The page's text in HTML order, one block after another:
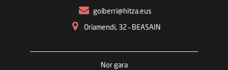
goiberri@hitza.eus
Oriamendi, 32 – BEASAIN
Nor gara